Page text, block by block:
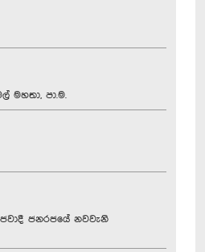
මහතා, පා.ම.
ජනරජයේ නවවැනි